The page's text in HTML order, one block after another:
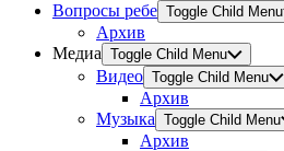
Вопросы ребе Toggle Child Menu
Архив
Медиа Toggle Child Menu
Видео Toggle Child Menu
Архив
Музыка Toggle Child Menu
Архив